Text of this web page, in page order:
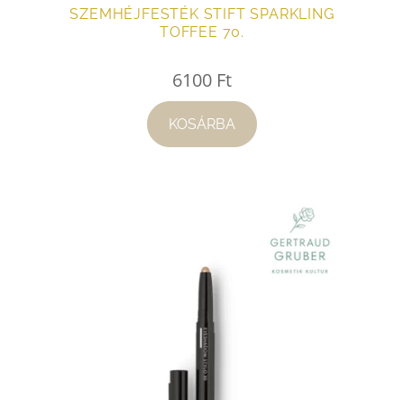
SZEMHÉJFESTÉK STIFT SPARKLING
TOFFEE 70.
6100 Ft
KOSÁRBA